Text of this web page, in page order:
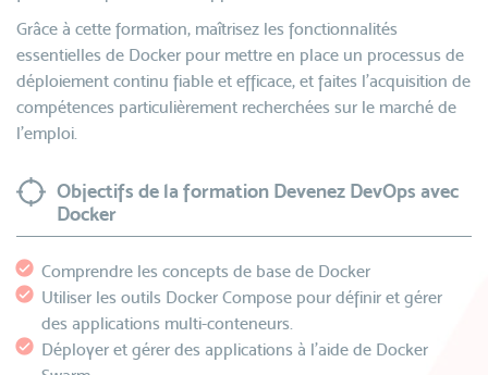
Grâce à cette formation, maîtrisez les fonctionnalités
essentielles de Docker pour mettre en place un processus de
déploiement continu fiable et efficace, et faites l’acquisition de
compétences particulièrement recherchées sur le marché de
l’emploi.
Objectifs de la formation Devenez DevOps avec
Docker
Comprendre les concepts de base de Docker
Utiliser les outils Docker Compose pour définir et gérer
des applications multi-conteneurs.
Déployer et gérer des applications à l'aide de Docker